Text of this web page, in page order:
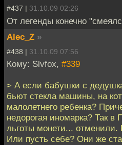
#437 | 31.10.09 02:26
От легенды конечно
Alec_Z »
#438 | 31.10.09 07:56
Кому: Slvfox, #339
> А если бабушки с
бьют стекла машины, на
малолетнего ребенка?
недорогая иномарка? Так в
льготы монети... отменили.
Или пусть себе? Они же